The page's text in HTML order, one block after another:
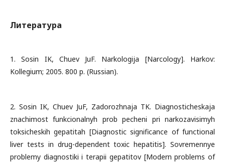
Литература
1. Sosin IK, Chuev JuF. Narkologija [Narcology]. Harkov:
Kollegium; 2005. 800 р. (Russian).
2. Sosin IK, Chuev JuF, Zadorozhnaja TK. Diagnosticheskaja
znachimost funkcionalnyh prob pecheni pri narkozavisimyh
toksicheskih gepatitah [Diagnostic significance of functional
liver tests in drug-dependent toxic hepatitis]. Sovremennye
problemy diagnostiki i terapii gepatitov [Modern problems of